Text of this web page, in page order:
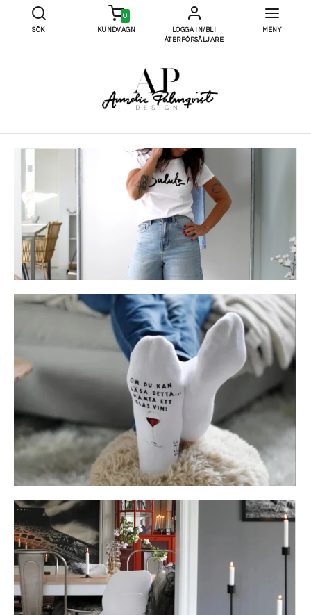
SÖK
0
KUNDVAGN
LOGGA IN/BLI
ÅTERFÖRSÄLJARE
MENY